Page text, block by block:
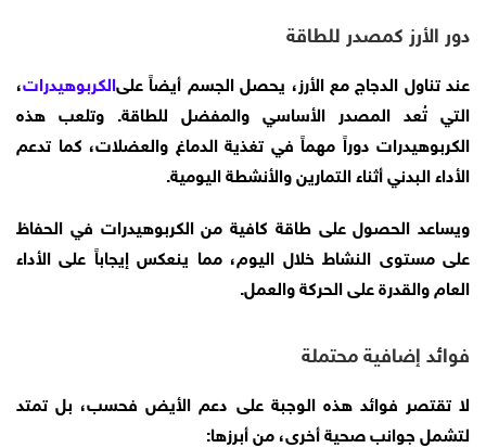
دور الأرز كمصدر للطاقة
عند تناول الدجاج مع الأرز، يحصل الجسم أيضاً علىالكربوهيدرات،
التي تُعد المصدر الأساسي والمفضل للطاقة. وتلعب هذه
الكربوهيدرات دوراً مهماً في تغذية الدماغ والعضلات، كما تدعم
الأداء البدني أثناء التمارين والأنشطة اليومية.
ويساعد الحصول على طاقة كافية من الكربوهيدرات في الحفاظ
على مستوى النشاط خلال اليوم، مما ينعكس إيجاباً على الأداء
العام والقدرة على الحركة والعمل.
فوائد إضافية محتملة
لا تقتصر فوائد هذه الوجبة على دعم الأيض فحسب، بل تمتد
لتشمل جوانب صحية أخرى، من أبرزها: